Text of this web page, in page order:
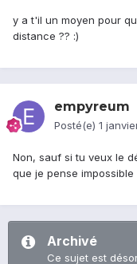
y a t'il un moyen pour
distance ?? :)
empyreum
Posté(e) 1
Non, sauf si tu veux le
que je pense impossible
Archivé
Ce sujet est